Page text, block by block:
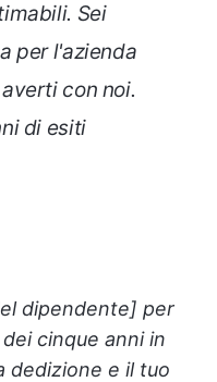
Sei
per l'azienda
con noi.
di esiti
dipendente] per
cinque anni in
dedizione e il tuo